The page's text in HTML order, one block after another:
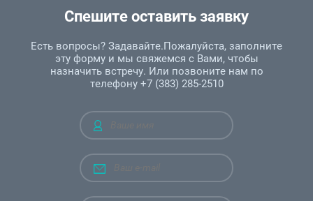
Спешите оставить заявку
Есть вопросы? Задавайте.Пожалуйста, заполните
эту форму и мы свяжемся с Вами, чтобы
назначить встречу. Или позвоните нам по
телефону +7 (383) 285-2510